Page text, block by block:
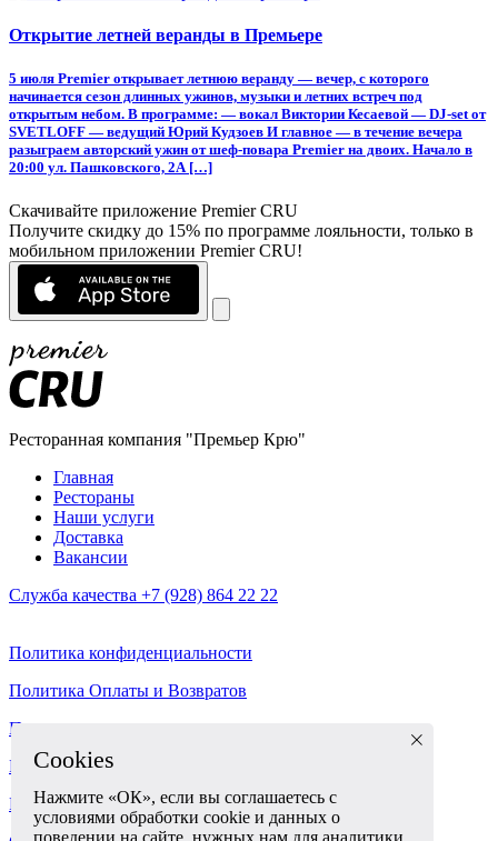
Cookies
Нажмите «ОК», если вы соглашаетесь с
условиями обработки cookie и данных о
поведении на сайте, нужных нам для аналитики.
Открытие летней веранды в Премьере
5 июля Premier открывает летнюю веранду — вечер, с которого
начинается сезон длинных ужинов, музыки и летних встреч под
открытым небом. В программе: — вокал Виктории Кесаевой — DJ-set от
SVETLOFF — ведущий Юрий Кудзоев И главное — в течение вечера
разыграем авторский ужин от шеф-повара Premier на двоих. Начало в
20:00 ул. Пашковского, 2А […]
Скачивайте приложение Premier CRU
Получите скидку до 15% по программе лояльности, только в
мобильном приложении Premier CRU!
Ресторанная компания "Премьер Крю"
Главная
Рестораны
Наши услуги
Доставка
Вакансии
Служба качества +7 (928) 864 22 22
Политика конфиденциальности
Политика Оплаты и Возвратов
Пользовательское соглашение
Разработка корпоративного сайта - ABETA
Политика использования cookies